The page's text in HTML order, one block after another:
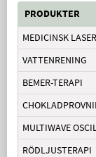
PRODUKTER
MEDICINSK LASER
VATTENRENING
BEMER-TERAPI
MULTIWAVE
RÖDLJUSTERAPI